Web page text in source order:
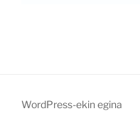
WordPress-ekin egina